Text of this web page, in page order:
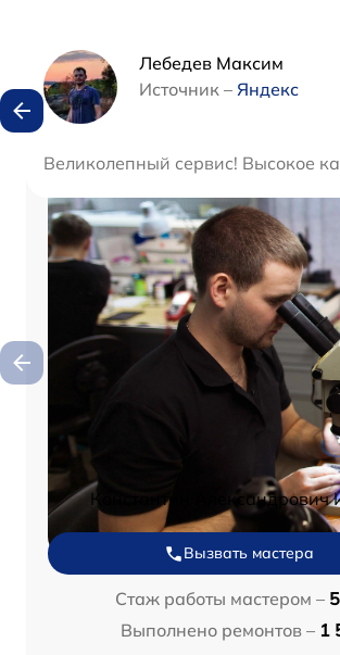
Лебедев Максим
Источник – Яндекс
Великолепный сервис! Высокое
Наши
Константин Александрович
Вызвать мастера
Стаж работы мастером –
Выполнено ремонтов – 1